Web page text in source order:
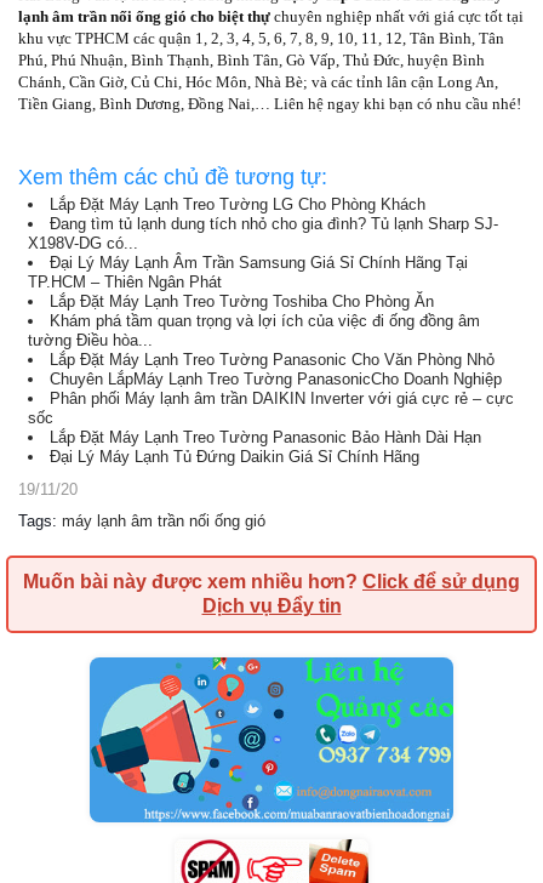
lạnh âm trần nối ống gió cho biệt thự chuyên nghiệp nhất với giá cực tốt tại
khu vực TPHCM các quận 1, 2, 3, 4, 5, 6, 7, 8, 9, 10, 11, 12, Tân Bình, Tân
Phú, Phú Nhuận, Bình Thạnh, Bình Tân, Gò Vấp, Thủ Đức, huyện Bình
Chánh, Cần Giờ, Củ Chi, Hóc Môn, Nhà Bè; và các tỉnh lân cận Long An,
Tiền Giang, Bình Dương, Đồng Nai,… Liên hệ ngay khi bạn có nhu cầu nhé!
Xem thêm các chủ đề tương tự:
Lắp Đặt Máy Lạnh Treo Tường LG Cho Phòng Khách
Đang tìm tủ lạnh dung tích nhỏ cho gia đình? Tủ lạnh Sharp SJ-
X198V-DG có...
Đại Lý Máy Lạnh Âm Trần Samsung Giá Sỉ Chính Hãng Tại
TP.HCM – Thiên Ngân Phát
Lắp Đặt Máy Lạnh Treo Tường Toshiba Cho Phòng Ăn
Khám phá tầm quan trọng và lợi ích của việc đi ống đồng âm
tường Điều hòa...
Lắp Đặt Máy Lạnh Treo Tường Panasonic Cho Văn Phòng Nhỏ
Chuyên LắpMáy Lạnh Treo Tường PanasonicCho Doanh Nghiệp
Phân phối Máy lạnh âm trần DAIKIN Inverter với giá cực rẻ – cực
sốc
Lắp Đặt Máy Lạnh Treo Tường Panasonic Bảo Hành Dài Hạn
Đại Lý Máy Lạnh Tủ Đứng Daikin Giá Sỉ Chính Hãng
19/11/20
Tags: máy lạnh âm trần nối ống gió
Muốn bài này được xem nhiều hơn? Click để sử dụng
Dịch vụ Đẩy tin